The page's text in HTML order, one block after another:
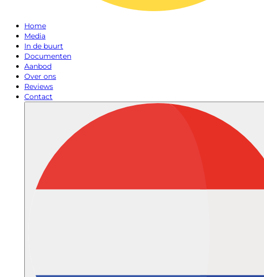
Home
Media
In de buurt
Documenten
Aanbod
Over ons
Reviews
Contact